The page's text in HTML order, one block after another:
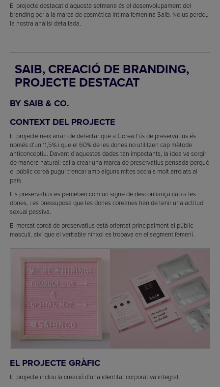
El projecte destacat d’aquesta setmana és el desenvolupament del
branding per a la marca de cosmètica íntima femenina Saib. No us perdeu
la nostra anàlisi detallada.
SAIB, CREACIÓ DE BRANDING,
PROJECTE DESTACAT
BY SAIB & CO.
CONTEXT DEL PROJECTE
El projecte neix arran de detectar que a Corea l’ús de preservatius és
només d’un 11,5% i que el 60% de les dones no utilitzen cap mètode
anticonceptiu. Davant d’aquestes dades tan impactants, la idea va sorgir
de manera natural: calia crear una marca de preservatius pensada perquè
el públic coreà pugui trencar amb alguns mites socials molt arrelats al
país.
Els preservatius es perceben com un signe de desconfiança cap a les
dones, i es pressuposa que les dones coreanes han de tenir una actitud
sexual passiva.
El mercat coreà de preservatius està orientat principalment al públic
masculí, així que el veritable nínxol es trobava en el segment femení.
EL PROJECTE GRÀFIC
El projecte inclou la creació d’una identitat corporativa integral.